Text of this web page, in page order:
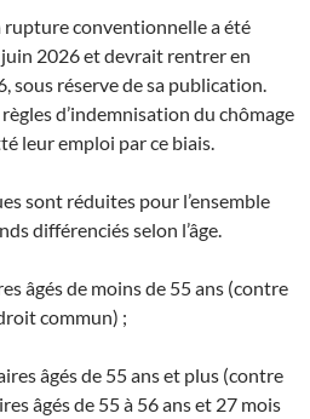
conventionnelle a été
2026 et devrait rentrer en
sous réserve de sa publication.
d’indemnisation du chômage
leur emploi par ce biais.
sont réduites pour l’ensemble
différenciés selon l’âge.
âgés de moins de 55 ans (contre
commun) ;
âgés de 55 ans et plus (contre
âgés de 55 à 56 ans et 27 mois